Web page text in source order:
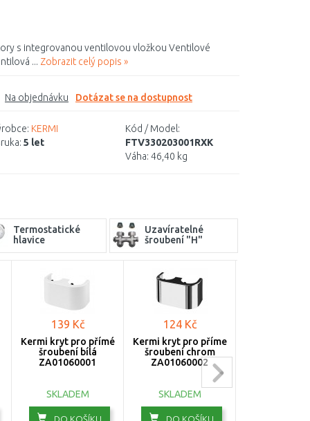
s integrovanou ventilovou vložkou Ventilové
... Zobrazit celý popis »
Na objednávku Dotázat se na dostupnost
KERMI
5 let
Kód / Model:
FTV330203001RXK
Váha: 46,40 kg
Termostatické
hlavice
Uzavíratelné
šroubení "H"
139 Kč
Kermi kryt pro přímé
šroubení bílá
ZA01060001
SKLADEM
DO KOŠÍKU
124 Kč
Kermi kryt pro příme
šroubení chrom
ZA01060002
SKLADEM
DO KOŠÍKU